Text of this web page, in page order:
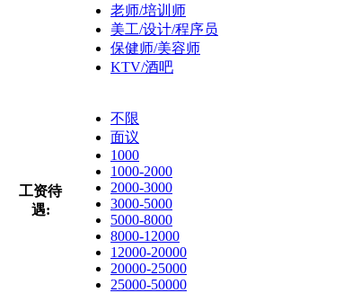
老师/培训师
美工/设计/程序员
保健师/美容师
KTV/酒吧
工资待
遇:
不限
面议
1000
1000-2000
2000-3000
3000-5000
5000-8000
8000-12000
12000-20000
20000-25000
25000-50000